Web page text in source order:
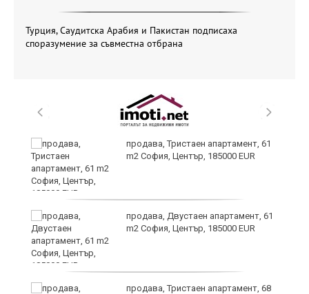
Турция, Саудитска Арабия и Пакистан подписаха
споразумение за съвместна отбрана
продава, Тристаен апартамент, 61
m2 София, Център, 185000 EUR
продава, Двустаен апартамент, 61
m2 София, Център, 185000 EUR
продава, Тристаен апартамент, 68